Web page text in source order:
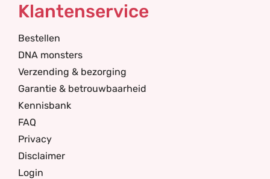
Klantenservice
Bestellen
DNA monsters
Verzending & bezorging
Garantie & betrouwbaarheid
Kennisbank
FAQ
Privacy
Disclaimer
Login